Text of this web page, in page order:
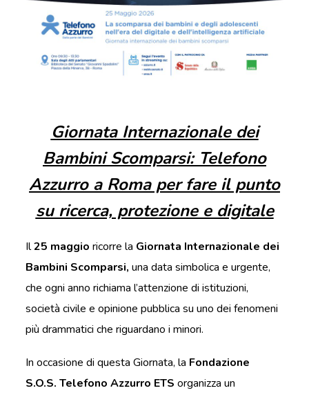
Giornata Internazionale dei
Bambini Scomparsi: Telefono
Azzurro a Roma per fare il punto
su ricerca, protezione e digitale
Il25 maggio ricorre la Giornata Internazionale dei
Bambini Scomparsi, una data simbolica e urgente,
che ogni anno richiama l’attenzione di istituzioni,
società civile e opinione pubblica su uno dei fenomeni
più drammatici che riguardano i minori.
In occasione di questa Giornata, la Fondazione
S.O.S. Telefono Azzurro ETS organizza un